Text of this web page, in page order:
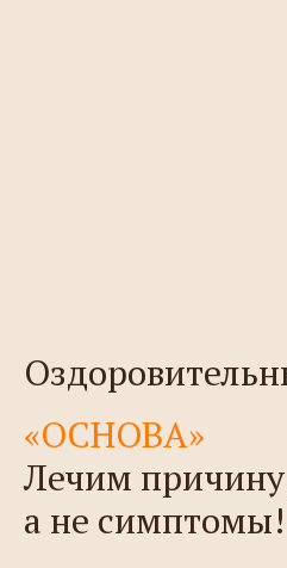
«ОСНОВА»
Лечим
а не симптомы!